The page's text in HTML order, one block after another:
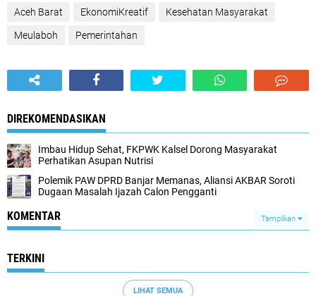
Aceh Barat EkonomiKreatif Kesehatan Masyarakat
Meulaboh Pemerintahan
DIREKOMENDASIKAN
Imbau Hidup Sehat, FKPWK Kalsel Dorong Masyarakat
Perhatikan Asupan Nutrisi
Polemik PAW DPRD Banjar Memanas, Aliansi AKBAR Soroti
Dugaan Masalah Ijazah Calon Pengganti
KOMENTAR Tampilkan
TERKINI
LIHAT SEMUA